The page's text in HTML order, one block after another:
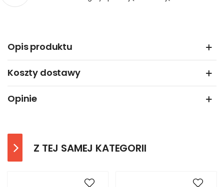
Opis produktu
Koszty dostawy
Opinie
Z TEJ SAMEJ KATEGORII